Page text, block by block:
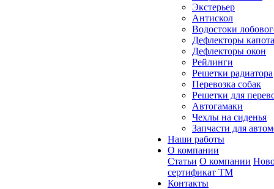
Экстерьер
Антискол
Водостоки
Дефлекторы капота
Дефлекторы окон
Рейлинги
Решетки радиатора
Перевозка собак
Решетки для
Автогамаки
Чехлы на сиденья
Запчасти для
Наши работы
О компании
Статьи О компании
сертификат ТМ
Контакты